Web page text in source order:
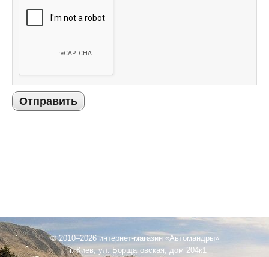
Отправить
© 2010–2026 интернет-магазин «Автомандры»
г. Киев, ул. Борщаговская, дом 204к1